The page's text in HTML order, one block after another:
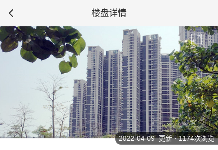
楼盘详情
2022-04-09 更新 · 1174次浏览